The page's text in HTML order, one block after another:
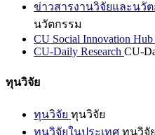
ข่าวสารงานวิจัยและนวั
นวัตกรรม
CU Social Innovation Hub
CU-Daily Research CU-
ทุนวิจัย
ทุนวิจัย ทุนวิจัย
ทุนวิจัยในประเทศ ทุนวิจั